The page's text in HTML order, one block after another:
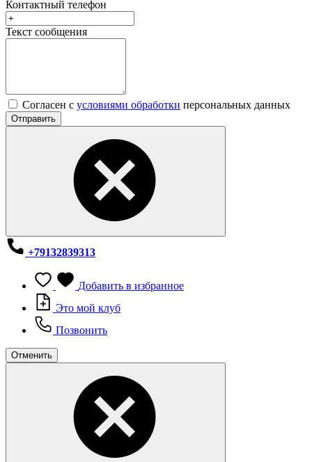
Контактный телефон
Текст сообщения
Согласен с условиями обработки персональных данных
Отправить
+79132839313
Добавить в избранное
Это мой клуб
Позвонить
Отменить